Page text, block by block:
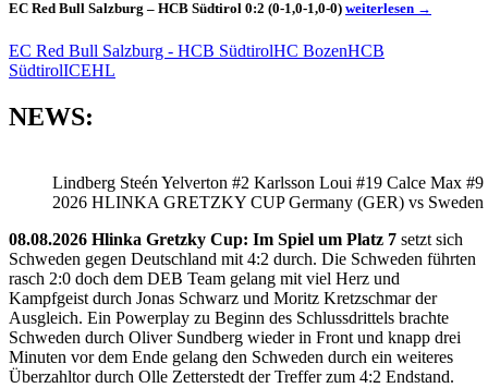
EC Red Bull Salzburg – HCB Südtirol 0:2 (0-1,0-1,0-0) Photo
ICEHL
Semifinal
–
HCB
Südtirol
0:2
weiterlesen →
EC Red Bull Salzburg - HCB SüdtirolHC BozenHCB
SüdtirolICEHL
NEWS:
Lindberg Steén Yelverton #2 Karlsson Loui #19 Calce Max #9
2026 HLINKA GRETZKY CUP Germany (GER) vs Sweden
08.08.2026 Hlinka Gretzky Cup: Im Spiel um Platz 7 setzt sich
Schweden gegen Deutschland mit 4:2 durch. Die Schweden führten
rasch 2:0 doch dem DEB Team gelang mit viel Herz und
Kampfgeist durch Jonas Schwarz und Moritz Kretzschmar der
Ausgleich. Ein Powerplay zu Beginn des Schlussdrittels brachte
Schweden durch Oliver Sundberg wieder in Front und knapp drei
Minuten vor dem Ende gelang den Schweden durch ein weiteres
Überzahltor durch Olle Zetterstedt der Treffer zum 4:2 Endstand.